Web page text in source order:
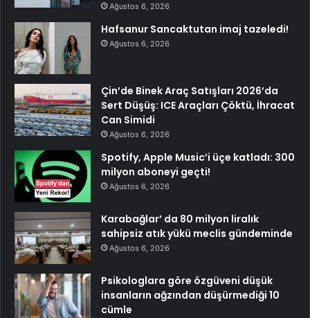
Ağustos 6, 2026
Hafsanur Sancaktutan imaj tazeledi!
Ağustos 6, 2026
Çin’de Binek Araç Satışları 2026’da
Sert Düşüş: ICE Araçları Çöktü, İhracat
Can Simidi
Ağustos 6, 2026
Spotify, Apple Music’i üçe katladı: 300
milyon aboneyi geçti!
Ağustos 6, 2026
Karabağlar’ da 80 milyon liralık
sahipsiz atık yükü meclis gündeminde
Ağustos 6, 2026
Psikologlara göre özgüveni düşük
insanların ağzından düşürmediği 10
cümle